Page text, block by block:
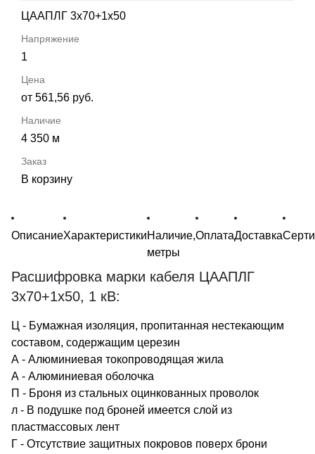
ЦААПЛГ 3х70+1х50
1
от 561,56 руб.
4 350 м
В корзину
ОписаниеХарактеристикиНаличие,
метры
ОплатаДоставка
Расшифровка марки кабеля ЦААПЛГ
3х70+1х50, 1 кВ:
Ц - Бумажная изоляция, пропитанная нестекающим
составом, содержащим церезин
А - Алюминиевая токопроводящая жила
А - Алюминиевая оболочка
П - Броня из стальных оцинкованных проволок
л - В подушке под броней имеется слой из
пластмассовых лент
Г - Отсутствие защитных покровов поверх брони